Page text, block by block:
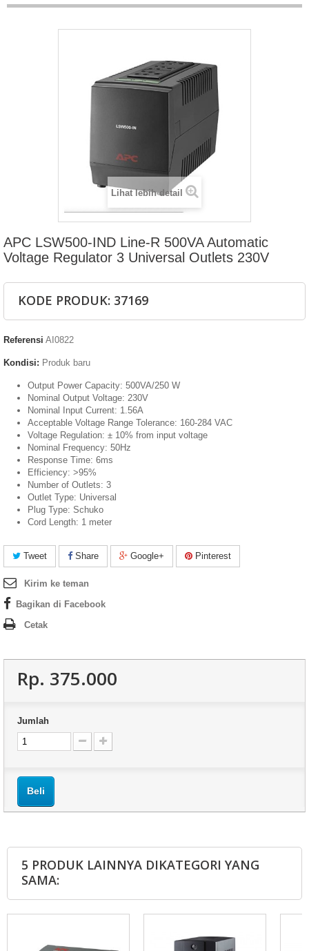
Lihat lebih detail
APC LSW500-IND Line-R 500VA Automatic
Voltage Regulator 3 Universal Outlets 230V
KODE PRODUK: 37169
Referensi AI0822
Kondisi: Produk baru
Output Power Capacity: 500VA/250 W
Nominal Output Voltage: 230V
Nominal Input Current: 1.56A
Acceptable Voltage Range Tolerance: 160-284 VAC
Voltage Regulation: ± 10% from input voltage
Nominal Frequency: 50Hz
Response Time: 6ms
Efficiency: >95%
Number of Outlets: 3
Outlet Type: Universal
Plug Type: Schuko
Cord Length: 1 meter
Tweet Share Google+ Pinterest
Kirim ke teman
Bagikan di Facebook
Cetak
Rp‎. 375.000
Jumlah
Beli
5 PRODUK LAINNYA DIKATEGORI YANG
SAMA: